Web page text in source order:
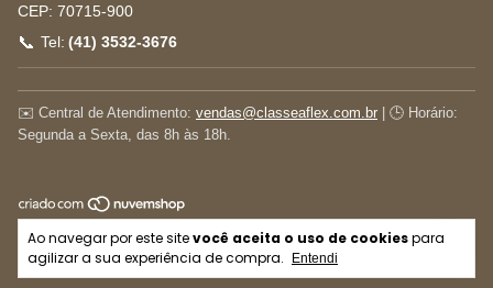
Ao navegar por este sitevocê aceita o uso de cookiespara
agilizar a sua experiência de compra.
Entendi
CEP: 70715-900
📞 Tel: (41) 3532-3676
✉️ Central de Atendimento: vendas@classeaflex.com.br | 🕒 Horário:
Segunda a Sexta, das 8h às 18h.
Copyright Classe A Flex | Conformidade com a NR-17 e
Laudo Técnico - 2026. Todos os direitos reservados.